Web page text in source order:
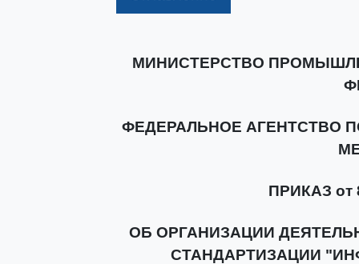
МИНИСТЕРСТВО
ФЕДЕРАЛЬНОЕ АГЕНТСТВО
ПРИКАЗ от
ОБ ОРГАНИЗАЦИИ
СТАНДАРТИЗАЦИИ